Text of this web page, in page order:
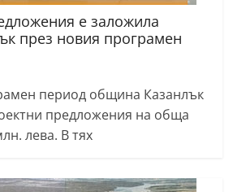
е заложила
през новия програмен
период община Казанлък
предложения на обща
лева. В тях